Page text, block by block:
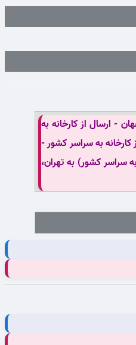
- ارسال از کارخانه به
به سراسر کشور -
سراسر کشور) به تهران،